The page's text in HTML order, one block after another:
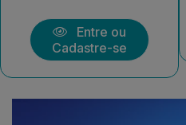
Entre ou
Cadastre-se